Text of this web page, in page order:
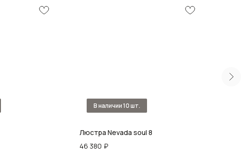
Люстра Nevada soul 8
46 380 ₽